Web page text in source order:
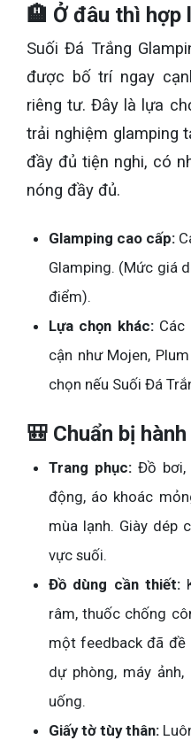
🏨 Ở đâu thì hợp
Suối Đá Trắng
được bố trí ngay
riêng tư. Đây là lựa
trải nghiệm glamping
đầy đủ tiện nghi, có
nóng đầy đủ.
Glamping cao cấp:
Glamping. (Mức giá
điểm).
Lựa chọn khác:Các
cận như Mojen,
chọn nếu Suối Đá
🎒 Chuẩn bị
Trang phục:Đồ bơi,
động, áo khoác
mùa lạnh. Giày dép
vực suối.
Đồ dùng cần thiết:
râm, thuốc chống
một feedback đã đề
dự phòng, máy
uống.
Giấy tờ tùy thân: